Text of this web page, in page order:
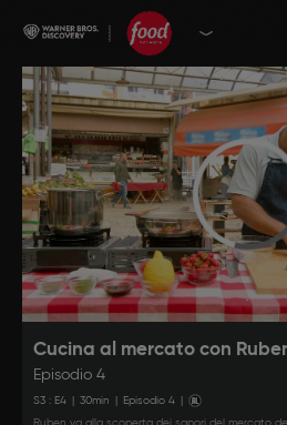
Cucina al mercato con
Episodio 4
S3 : E4 30min Episodio 4
Ruben va alla scoperta dei sapori del mercato